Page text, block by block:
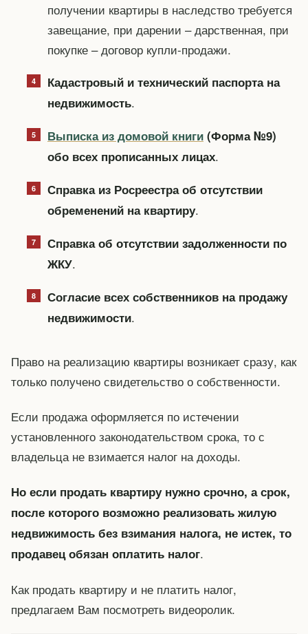
получении квартиры в наследство требуется
завещание, при дарении – дарственная, при
покупке – договор купли-продажи.
Кадастровый и технический паспорта на
недвижимость.
Выписка из домовой книги(Форма №9)
обо всех прописанных лицах.
Справка из Росреестра об отсутствии
обременений на квартиру.
Справка об отсутствии задолженности по
ЖКУ.
Согласие всех собственников на продажу
недвижимости.
Право на реализацию квартиры возникает сразу, как
только получено свидетельство о собственности.
Если продажа оформляется по истечении
установленного законодательством срока, то с
владельца не взимается налог на доходы.
Но если продать квартиру нужно срочно, а срок,
после которого возможно реализовать жилую
недвижимость без взимания налога, не истек, то
продавец обязан оплатить налог.
Как продать квартиру и не платить налог,
предлагаем Вам посмотреть видеоролик.